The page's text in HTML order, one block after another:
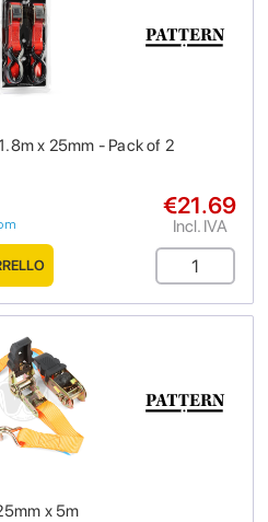
x 25mm - Pack of 2
€21.69
Incl. IVA
x 5m